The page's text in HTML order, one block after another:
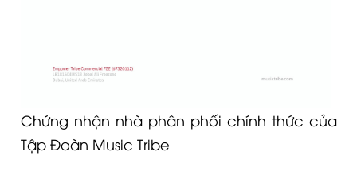
Chứng nhận nhà phân phối chính thức của
Tập Đoàn Music Tribe